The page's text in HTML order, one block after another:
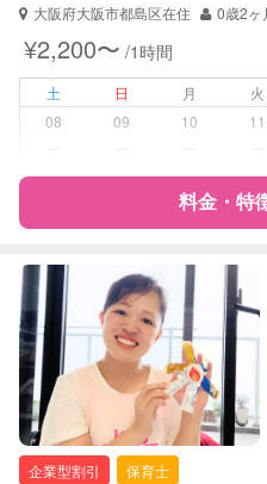
大阪府大阪市都島区在住
0歳2ヶ
¥2,200〜 /1時間
土 日 月 火
08
09 10 11
料金・特
特徴 料金 レビュー
サポートの特徴
資格
自治
保育士
企業型割引
保育士